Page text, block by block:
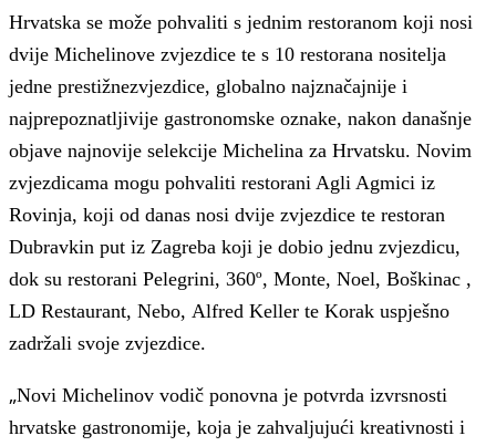
Hrvatska se može pohvaliti s jednim restoranom koji nosi
dvije Michelinove zvjezdice te s 10 restorana nositelja
jedne prestižnezvjezdice, globalno najznačajnije i
najprepoznatljivije gastronomske oznake, nakon današnje
objave najnovije selekcije Michelina za Hrvatsku. Novim
zvjezdicama mogu pohvaliti restorani Agli Agmici iz
Rovinja, koji od danas nosi dvije zvjezdice te restoran
Dubravkin put iz Zagreba koji je dobio jednu zvjezdicu,
dok su restorani Pelegrini, 360º, Monte, Noel, Boškinac ,
LD Restaurant, Nebo, Alfred Keller te Korak uspješno
zadržali svoje zvjezdice.
„Novi Michelinov vodič ponovna je potvrda izvrsnosti
hrvatske gastronomije, koja je zahvaljujući kreativnosti i